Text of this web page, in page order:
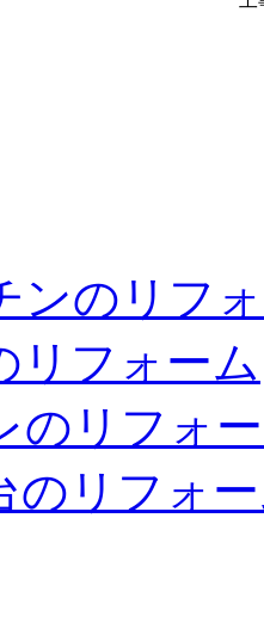
ンのリフ
リフォーム
のリフォ
のリフォ